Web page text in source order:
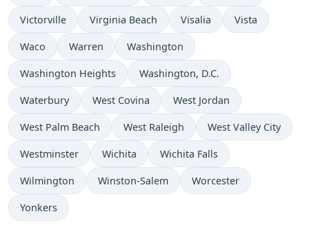
Victorville Virginia Beach Visalia Vista
Waco Warren Washington
Washington Heights Washington, D.C.
Waterbury West Covina West Jordan
West Palm Beach West Raleigh West Valley City
Westminster Wichita Wichita Falls
Wilmington Winston-Salem Worcester
Yonkers